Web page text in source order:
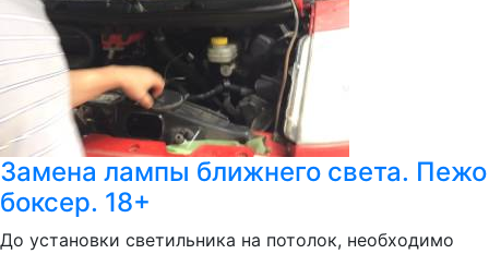
Замена лампы ближнего света. Пежо
боксер. 18+
До установки светильника на потолок, необходимо